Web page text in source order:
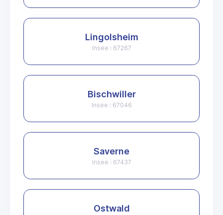
Lingolsheim
Insee : 67267
Bischwiller
Insee : 67046
Saverne
Insee : 67437
Ostwald